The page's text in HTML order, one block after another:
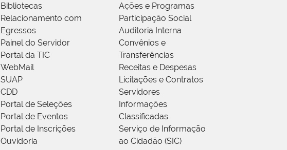
Bibliotecas
Relacionamento com
Egressos
Painel do Servidor
Portal da TIC
WebMail
SUAP
CDD
Portal de Seleções
Portal de Eventos
Portal de Inscrições
Ouvidoria
Ações e Programas
Participação Social
Auditoria Interna
Convênios e
Transferências
Receitas e Despesas
Licitações e Contratos
Servidores
Informações
Classificadas
Serviço de Informação
ao Cidadão (SIC)